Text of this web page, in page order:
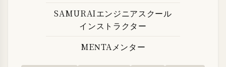
SAMURAIエンジニアスクール
インストラクター
MENTAメンター